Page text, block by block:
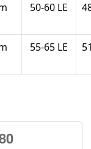
50-60 LE
55-65 LE